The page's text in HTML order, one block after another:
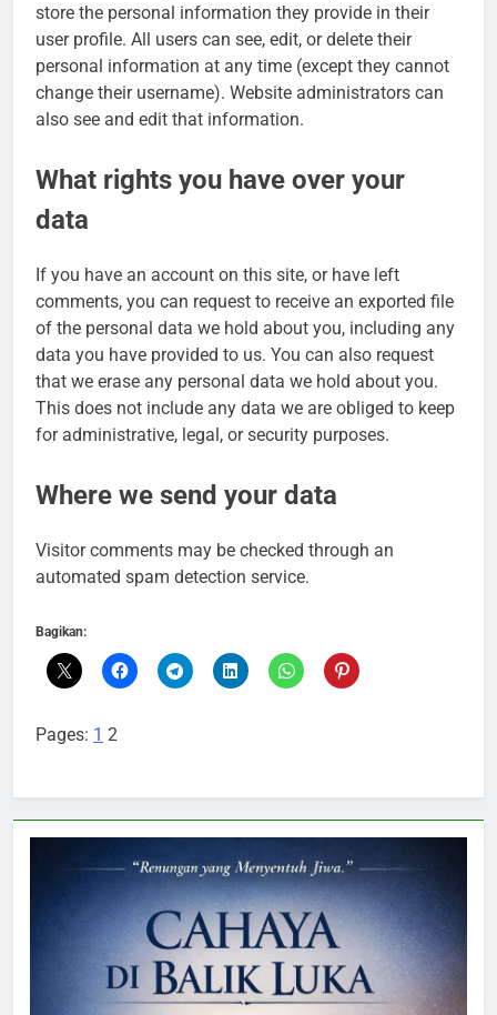
store the personal information they provide in their
user profile. All users can see, edit, or delete their
personal information at any time (except they cannot
change their username). Website administrators can
also see and edit that information.
What rights you have over your
data
If you have an account on this site, or have left
comments, you can request to receive an exported file
of the personal data we hold about you, including any
data you have provided to us. You can also request
that we erase any personal data we hold about you.
This does not include any data we are obliged to keep
for administrative, legal, or security purposes.
Where we send your data
Visitor comments may be checked through an
automated spam detection service.
Bagikan:
Pages: 1 2